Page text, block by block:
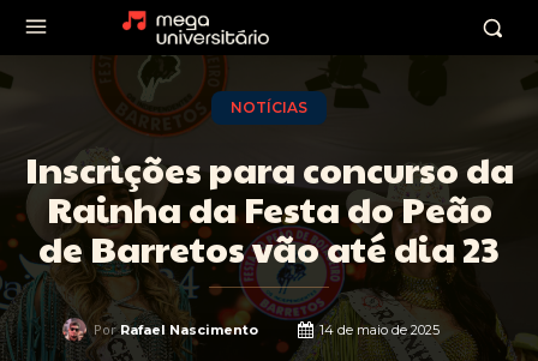
NOTÍCIAS
Inscrições para concurso da
Rainha da Festa do Peão
de Barretos vão até dia 23
Por Rafael Nascimento 14 de maio de 2025